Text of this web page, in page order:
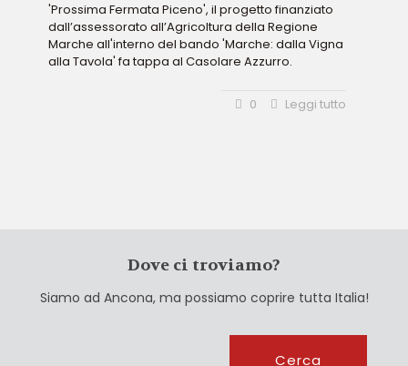
'Prossima Fermata Piceno', il progetto finanziato
dall’assessorato all’Agricoltura della Regione
Marche all'interno del bando 'Marche: dalla Vigna
alla Tavola' fa tappa al Casolare Azzurro.
0 Leggi tutto
Dove ci troviamo?
Siamo ad Ancona, ma possiamo coprire tutta Italia!
Cerca